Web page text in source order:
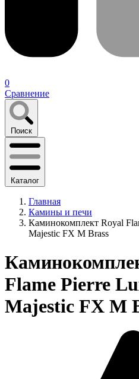
0
Сравнение
Поиск
Каталог
Главная
Камины и печи
Каминокомплект Royal
Majestic FX M Brass
Flame Pierre
Majestic FX M